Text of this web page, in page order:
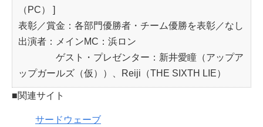
（PC） ]
表彰／賞金：各部門優勝者・チーム優勝を表彰／なし
出演者：メインMC：浜ロン
ゲスト・プレゼンター：新井愛瞳（アップア
ップガールズ（仮））、Reiji（THE SIXTH LIE）
■関連サイト
サードウェーブ